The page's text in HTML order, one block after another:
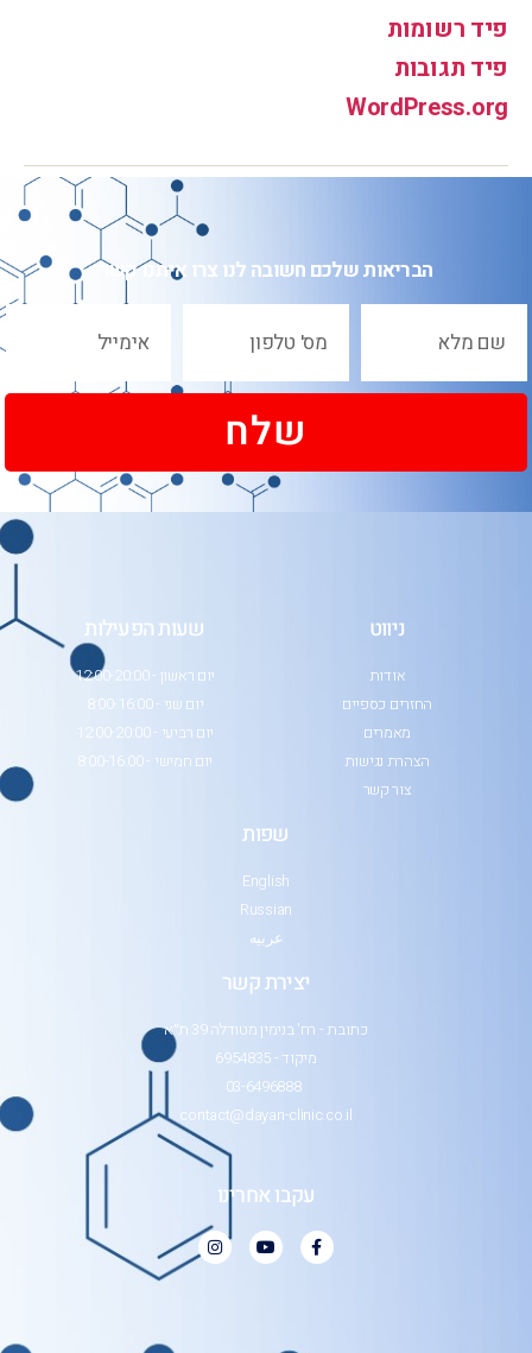
פיד רשומות
פיד תגובות
WordPress.org
הבריאות שלכם חשובה לנו צרו איתנו קשר
שלח
ניווט
אודות
החזרים כספיים
מאמרים
הצהרת נגישות
צור קשר
שעות הפעילות
יום ראשון - 12:00-20:00
יום שני - 8:00-16:00
יום רביעי - 12:00-20:00
יום חמישי - 8:00-16:00
שפות
English
Russian
عربيه
יצירת קשר
כתובת - רח' בנימין מטודלה 39 ת״א
מיקוד - 6954835
03-6496888
contact@dayan-clinic.co.il
עקבו אחרינו